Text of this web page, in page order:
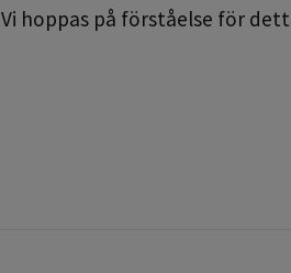
Vi hoppas på förståelse för